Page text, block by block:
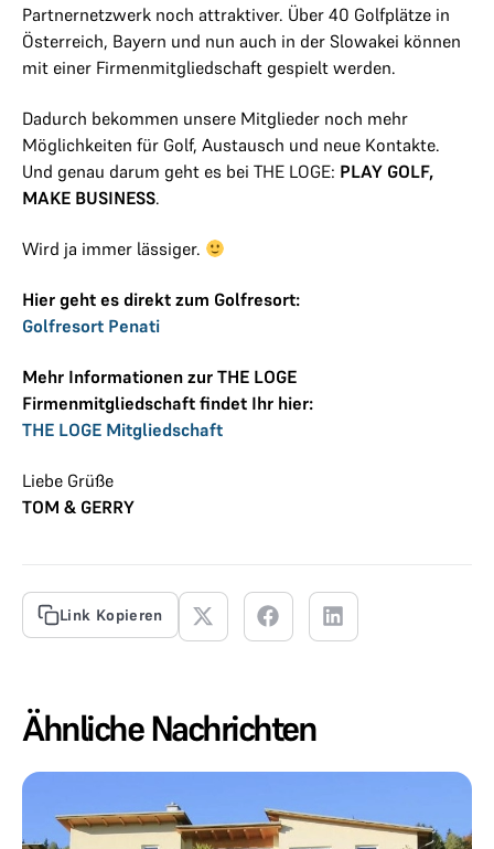
Partnernetzwerk noch attraktiver. Über 40 Golfplätze in
Österreich, Bayern und nun auch in der Slowakei können
mit einer Firmenmitgliedschaft gespielt werden.
Dadurch bekommen unsere Mitglieder noch mehr
Möglichkeiten für Golf, Austausch und neue Kontakte.
Und genau darum geht es bei THE LOGE: PLAY GOLF,
MAKE BUSINESS.
Wird ja immer lässiger.
Hier geht es direkt zum Golfresort:
Golfresort Penati
Mehr Informationen zur THE LOGE
Firmenmitgliedschaft findet Ihr hier:
THE LOGE Mitgliedschaft
Liebe Grüße
TOM & GERRY
Link Kopieren
Ähnliche Nachrichten